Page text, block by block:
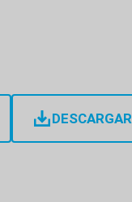
DESCARGAR